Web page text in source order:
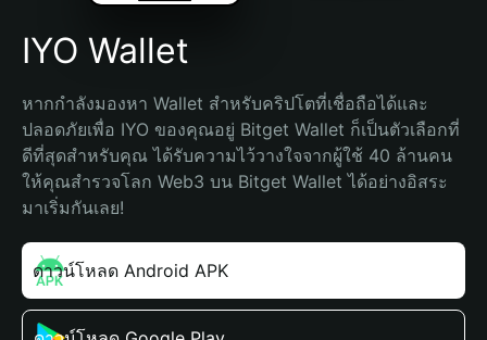
IYO Wallet
หากกำลังมองหา Wallet สำหรับคริปโตที่เชื่อถือได้และ
ปลอดภัยเพื่อ IYO ของคุณอยู่ Bitget Wallet ก็เป็นตัวเลือกที่
ดีที่สุดสำหรับคุณ ได้รับความไว้วางใจจากผู้ใช้ 40 ล้านคน
ให้คุณสำรวจโลก Web3 บน Bitget Wallet ได้อย่างอิสระ
มาเริ่มกันเลย!
ดาวน์โหลด Android APK